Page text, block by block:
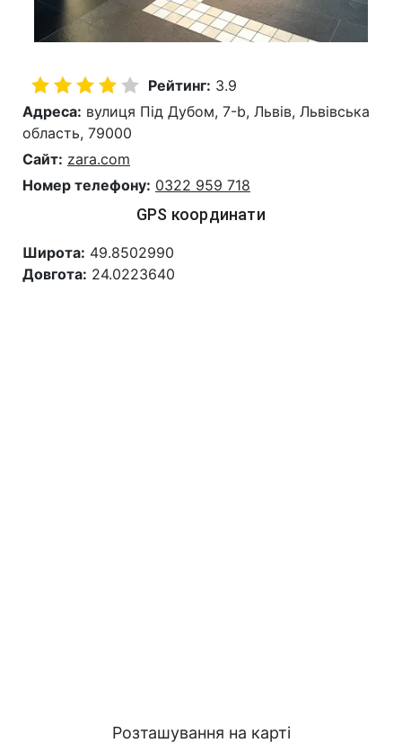
Рейтинг: 3.9
Адреса: вулиця Під Дубом, 7-b, Львів, Львівська
область, 79000
Сайт: zara.com
Номер телефону: 0322 959 718
GPS координати
Широта: 49.8502990
Довгота: 24.0223640
Розташування на карті